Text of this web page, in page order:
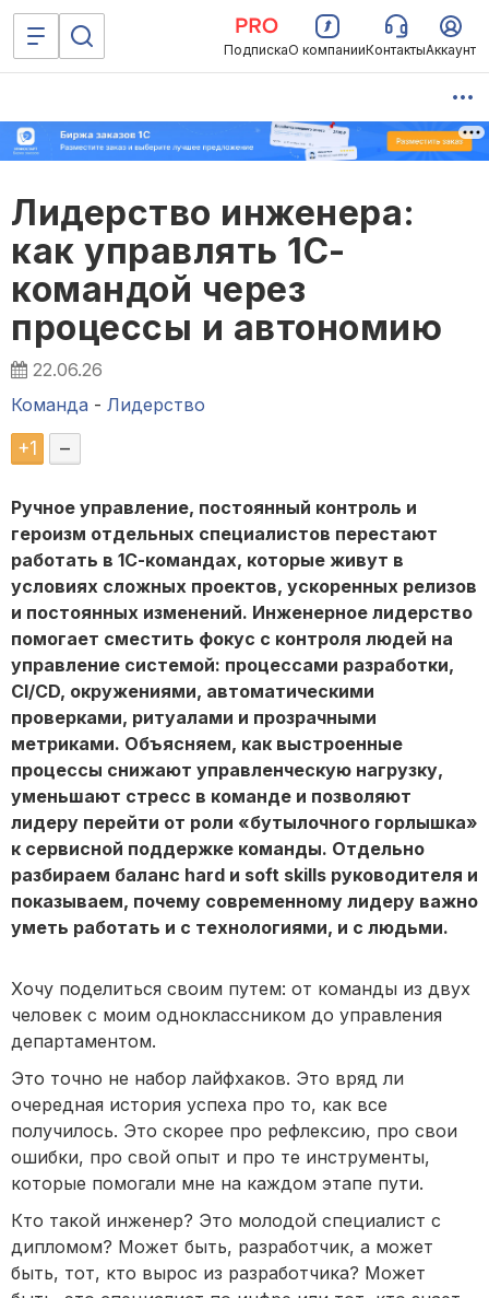
ПодпискаО компанииКонтактыАккаунт
Лидерство инженера:
как управлять 1С-
командой через
процессы и автономию
22.06.26
Команда - Лидерство
+1 –
Ручное управление, постоянный контроль и
героизм отдельных специалистов перестают
работать в 1С-командах, которые живут в
условиях сложных проектов, ускоренных релизов
и постоянных изменений. Инженерное лидерство
помогает сместить фокус с контроля людей на
управление системой: процессами разработки,
CI/CD, окружениями, автоматическими
проверками, ритуалами и прозрачными
метриками. Объясняем, как выстроенные
процессы снижают управленческую нагрузку,
уменьшают стресс в команде и позволяют
лидеру перейти от роли «бутылочного горлышка»
к сервисной поддержке команды. Отдельно
разбираем баланс hard и soft skills руководителя и
показываем, почему современному лидеру важно
уметь работать и с технологиями, и с людьми.
Хочу поделиться своим путем: от команды из двух
человек с моим одноклассником до управления
департаментом.
Это точно не набор лайфхаков. Это вряд ли
очередная история успеха про то, как все
получилось. Это скорее про рефлексию, про свои
ошибки, про свой опыт и про те инструменты,
которые помогали мне на каждом этапе пути.
Кто такой инженер? Это молодой специалист с
дипломом? Может быть, разработчик, а может
быть, тот, кто вырос из разработчика? Может